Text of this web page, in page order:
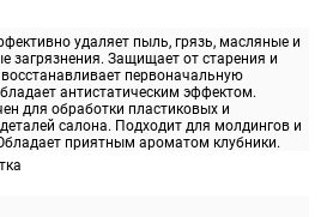
удаляет пыль, грязь, масляные и
загрязнения. Защищает от старения и
первоначальную
антистатическим эффектом.
для обработки пластиковых и
салона. Подходит для молдингов и
приятным ароматом клубники.